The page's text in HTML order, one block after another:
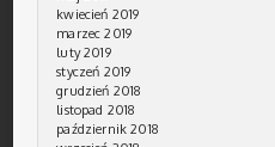
kwiecień 2019
marzec 2019
luty 2019
styczeń 2019
grudzień 2018
listopad 2018
październik 2018